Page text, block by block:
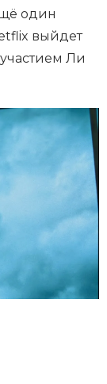
один
выйдет
Ли